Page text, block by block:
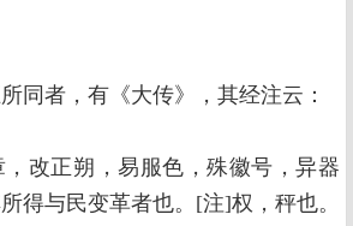
同者，有《大传》，其经注云：
改正朔，易服色，殊徽号，异器
得与民变革者也。[注]权，秤也。